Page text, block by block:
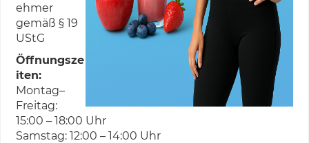
ehmer
gemäß § 19
UStG
Öffnungsze
iten:
Montag–
Freitag:
15:00 – 18:00 Uhr
Samstag: 12:00 – 14:00 Uhr